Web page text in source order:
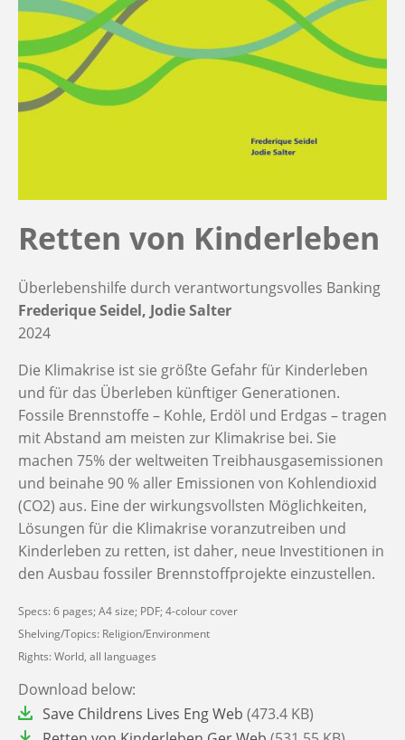
Retten von Kinderleben
Überlebenshilfe durch verantwortungsvolles Banking
Frederique Seidel Jodie Salter
2024
Die Klimakrise ist sie größte Gefahr für Kinderleben
und für das Überleben künftiger Generationen.
Fossile Brennstoffe – Kohle, Erdöl und Erdgas – tragen
mit Abstand am meisten zur Klimakrise bei. Sie
machen 75% der weltweiten Treibhausgasemissionen
und beinahe 90 % aller Emissionen von Kohlendioxid
(CO2) aus. Eine der wirkungsvollsten Möglichkeiten,
Lösungen für die Klimakrise voranzutreiben und
Kinderleben zu retten, ist daher, neue Investitionen in
den Ausbau fossiler Brennstoffprojekte einzustellen.
Specs: 6 pages; A4 size; PDF; 4-colour cover
Shelving/Topics: Religion/Environment
Rights: World, all languages
Download below:
File Save Childrens Lives Eng Web (473.4 KB)